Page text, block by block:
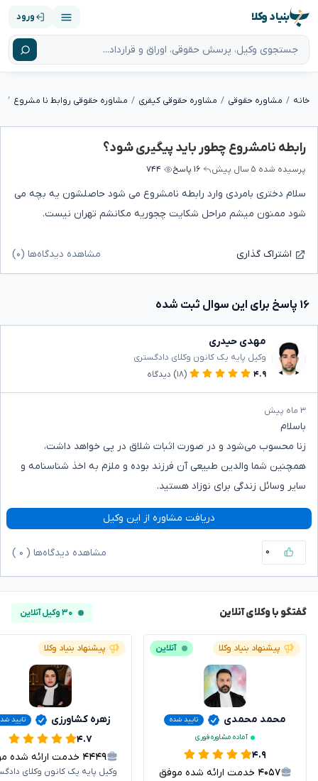
بنیاد وکلا ورود
خانه مشاوره حقوقی مشاوره حقوقی کیفری مشاوره حقوقی روابط نا مشروع
رابطه نامشروع چطور باید پیگیری شود؟
پرسیده شده ۵ سال پیش ۱۶ پاسخ ۷۴۴
سلام دختری بامردی وارد رابطه نامشروع می شود حاصلشون یه بچه می
شود ممنون میشم مراحل شکایت چجوریه مکانشم تهران نیست.
اشتراک گذاری مشاهده دیدگاه‌ها (۰)
۱۶ پاسخ برای این سوال ثبت شده
مهدی حیدری
وکیل پایه یک کانون وکلای دادگستری
۴.۹
(۱۸) دیدگاه
۳ ماه پیش
باسلام
زنا محسوب می‌شود و در صورت اثبات شلاق در پی خواهد داشت،
همچنین شما والدین طبیعی آن فرزند بوده و ملزم به اخذ شناسنامه و
سایر وسائل زندگی برای نوزاد هستید.
دریافت مشاوره از این وکیل
۰ مشاهده دیدگاه‌ها ( ۰
گفتگو با وکلای آنلاین ۳۰ وکیل آنلاین
پیشنهاد بنیاد وکلا آنلاین
محمد محمدی
تایید شده
آماده مشاوره فوری
۴.۹
۴۰۵۷ خدمت ارائه شده موفق
پیشنهاد بنیاد وکلا
زهره کشاورزی تایید
۴.۷
۴۴۴۹ خدمت ارائه شده موفق
وکیل پایه یک کانون وکلای